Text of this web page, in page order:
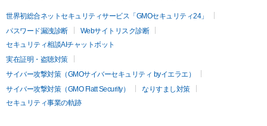
世界初総合ネットセキュリティサービス「GMOセキュリティ24」
パスワード漏洩診断
Webサイトリスク診断
セキュリティ相談AIチャットボット
実在証明・盗聴対策
サイバー攻撃対策（GMOサイバーセキュリティ byイエラエ）
サイバー攻撃対策（GMO Flatt Security）
なりすまし対策
セキュリティ事業の軌跡